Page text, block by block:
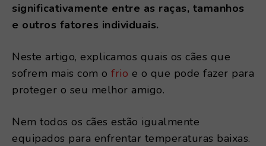
significativamente entre as raças, tamanhos
e outros fatores individuais.
Neste artigo, explicamos quais os cães que
sofrem mais com o frio e o que pode fazer para
proteger o seu melhor amigo.
Nem todos os cães estão igualmente
equipados para enfrentar temperaturas baixas.